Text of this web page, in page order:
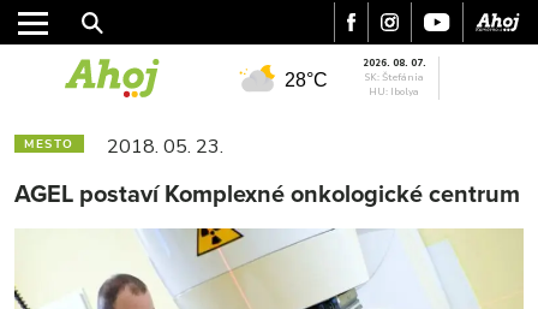
28°C
2026. 08. 07.
SK: Štefánia
HU: Ibolya
MESTO 2018. 05. 23.
AGEL postaví Komplexné onkologické centrum